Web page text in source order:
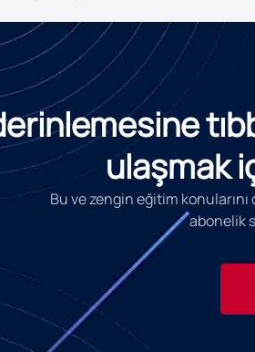
ulaşmak
Bu ve zengin eğitim
abonelik